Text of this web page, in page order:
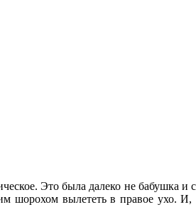
Это была далеко не бабушка и
шорохом вылететь в правое ухо.